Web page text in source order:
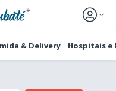
& Delivery Hospitais e